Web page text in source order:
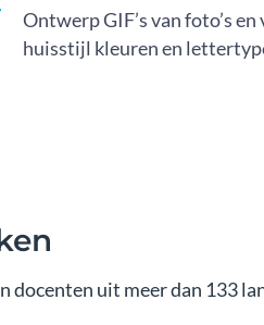
Ontwerp GIF’s van foto’s en
huisstijl kleuren en
docenten uit meer dan 133